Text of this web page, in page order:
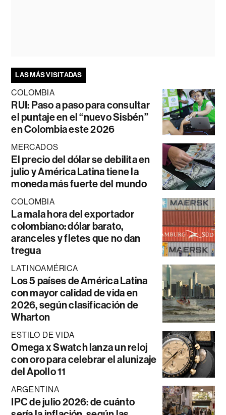
LAS MÁS VISITADAS
COLOMBIA
RUI: Paso a paso para consultar
el puntaje en el “nuevo Sisbén”
en Colombia este 2026
MERCADOS
El precio del dólar se debilita en
julio y América Latina tiene la
moneda más fuerte del mundo
COLOMBIA
La mala hora del exportador
colombiano: dólar barato,
aranceles y fletes que no dan
tregua
LATINOAMÉRICA
Los 5 países de América Latina
con mayor calidad de vida en
2026, según clasificación de
Wharton
ESTILO DE VIDA
Omega x Swatch lanza un reloj
con oro para celebrar el alunizaje
del Apollo 11
ARGENTINA
IPC de julio 2026: de cuánto